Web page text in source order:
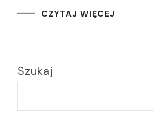
CZYTAJ WIĘCEJ
Szukaj